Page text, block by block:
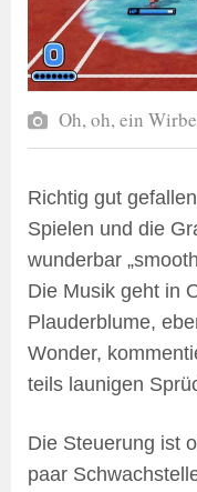
Oh, oh, ein
Richtig gut
Spielen und die
wunderbar
Die Musik geht in
Plauderblume,
Wonder,
teils launigen
Die Steuerung ist
paar